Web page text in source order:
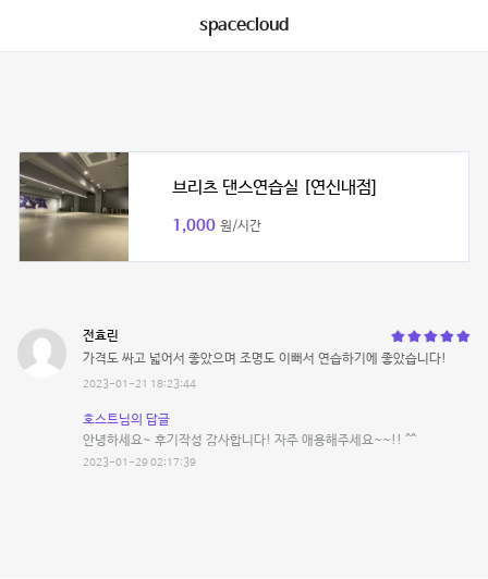
spacecloud
브리츠 댄스연습실 [연신내점]
1,000 원/시간
전효린
가격도 싸고 넓어서 좋았으며 조명도 이뻐서 연습하기에 좋았습니다!
2023-01-21 18:23:44
호스트님의 답글
안녕하세요~ 후기작성 감사합니다! 자주 애용해주세요~~!! ^^
2023-01-29 02:17:39